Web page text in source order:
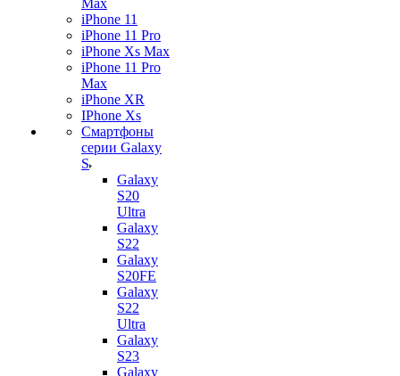
Max
iPhone 11
iPhone 11 Pro
iPhone Xs Max
iPhone 11 Pro
Max
iPhone XR
IPhone Xs
Смартфоны
серии Galaxy
S
Galaxy
S20
Ultra
Galaxy
S22
Galaxy
S20FE
Galaxy
S22
Ultra
Galaxy
S23
Galaxy